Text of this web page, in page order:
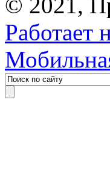
© 2021,
Работает